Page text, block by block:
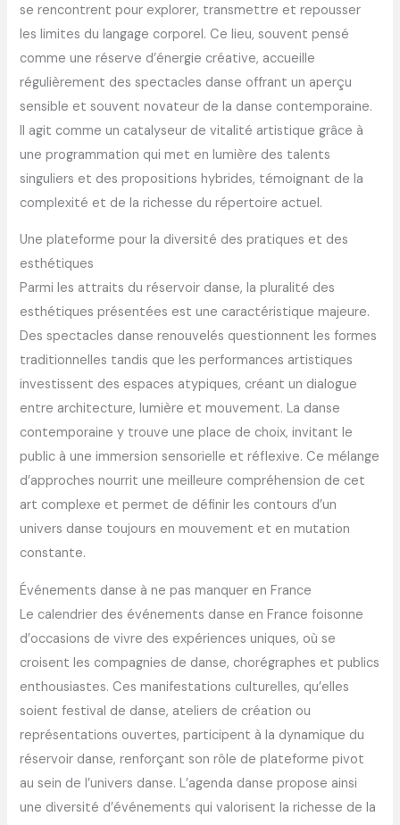
se rencontrent pour explorer, transmettre et repousser
les limites du langage corporel. Ce lieu, souvent pensé
comme une réserve d’énergie créative, accueille
régulièrement des spectacles danse offrant un aperçu
sensible et souvent novateur de la danse contemporaine.
Il agit comme un catalyseur de vitalité artistique grâce à
une programmation qui met en lumière des talents
singuliers et des propositions hybrides, témoignant de la
complexité et de la richesse du répertoire actuel.
Une plateforme pour la diversité des pratiques et des
esthétiques
Parmi les attraits du réservoir danse, la pluralité des
esthétiques présentées est une caractéristique majeure.
Des spectacles danse renouvelés questionnent les formes
traditionnelles tandis que les performances artistiques
investissent des espaces atypiques, créant un dialogue
entre architecture, lumière et mouvement. La danse
contemporaine y trouve une place de choix, invitant le
public à une immersion sensorielle et réflexive. Ce mélange
d’approches nourrit une meilleure compréhension de cet
art complexe et permet de définir les contours d’un
univers danse toujours en mouvement et en mutation
constante.
Événements danse à ne pas manquer en France
Le calendrier des événements danse en France foisonne
d’occasions de vivre des expériences uniques, où se
croisent les compagnies de danse, chorégraphes et publics
enthousiastes. Ces manifestations culturelles, qu’elles
soient festival de danse, ateliers de création ou
représentations ouvertes, participent à la dynamique du
réservoir danse, renforçant son rôle de plateforme pivot
au sein de l’univers danse. L’agenda danse propose ainsi
une diversité d’événements qui valorisent la richesse de la